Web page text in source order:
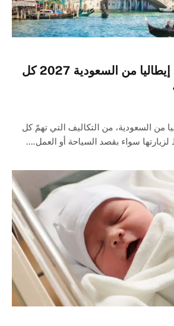
تكلفة السفر إلى إيطاليا من السعودية 2027 كل
من السعودية، من التكاليف التي تهمّ كل
سواء بقصد السياحة أو العمل.…